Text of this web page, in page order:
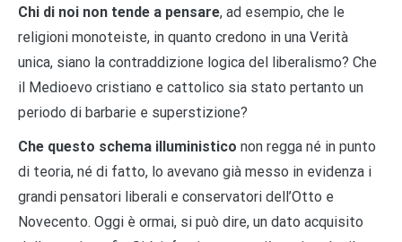
Chi di noi non tende a pensare, ad esempio, che le
religioni monoteiste, in quanto credono in una Verità
unica, siano la contraddizione logica del liberalismo? Che
il Medioevo cristiano e cattolico sia stato pertanto un
periodo di barbarie e superstizione?
Che questo schema illuministico non regga né in punto
di teoria, né di fatto, lo avevano già messo in evidenza i
grandi pensatori liberali e conservatori dell’Otto e
Novecento. Oggi è ormai, si può dire, un dato acquisito